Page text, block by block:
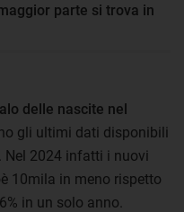
parte si trova in
delle nascite nel
gli ultimi dati disponibili
Nel 2024 infatti i nuovi
10mila in meno rispetto
in un solo anno.